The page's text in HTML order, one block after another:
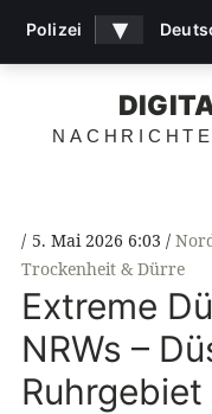
5. Mai 2026 6:03
Trockenheit & Dürre
Extreme
NRWs –
Polizei ▾